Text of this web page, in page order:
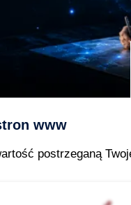
www
postrzeganą